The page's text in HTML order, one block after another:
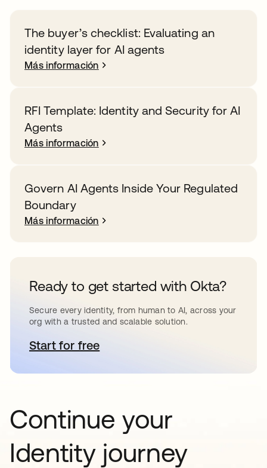
The buyer’s checklist: Evaluating an
identity layer for AI agents
Más información
RFI Template: Identity and Security for AI
Agents
Más información
Govern AI Agents Inside Your Regulated
Boundary
Más información
Ready to get started with Okta?
Secure every identity, from human to AI, across your
org with a trusted and scalable solution.
Start for freese abre en una pestaña nueva
Continue your
Identity journey